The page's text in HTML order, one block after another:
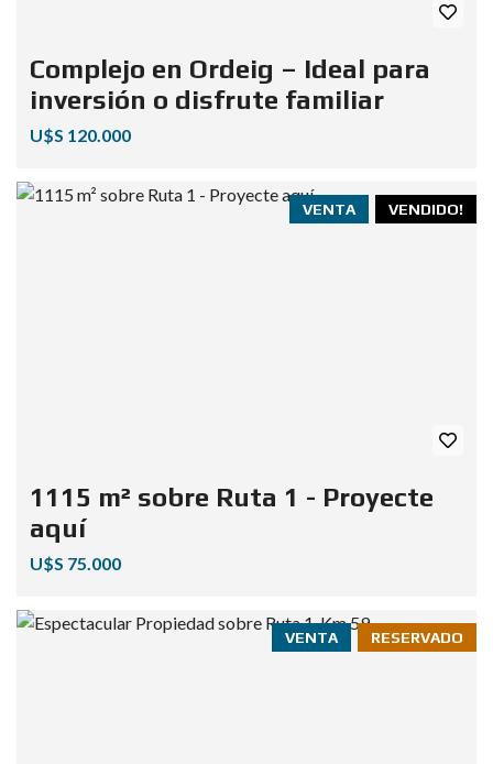
Complejo en Ordeig – Ideal para
inversión o disfrute familiar
U$S 120.000
VENDIDO!
VENTA
1115 m² sobre Ruta 1 - Proyecte
aquí
U$S 75.000
RESERVADO
VENTA